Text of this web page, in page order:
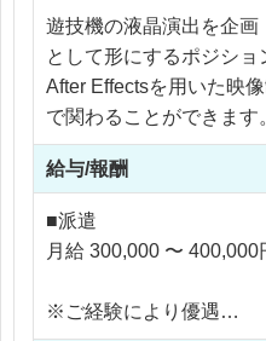
遊技機の液晶演出を企
として形にするポジショ
After Effectsを用いた映
で関わることができます
・パチンコ・パチスロ液
・ムービーコンテの作
・After Effectsを使用した
・他チームとの連携
給与/報酬
■派遣
月給 300,000 〜 400,000
※ご経験により優遇